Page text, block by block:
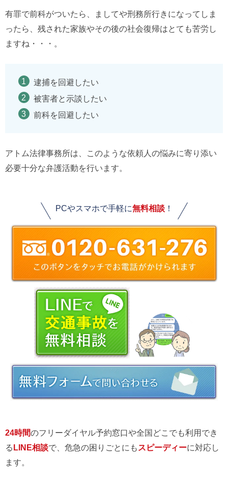
有罪で前科がついたら、ましてや刑務所行きになってしま
ったら、残された家族やその後の社会復帰はとても苦労し
ますね・・・。
逮捕を回避したい
被害者と示談したい
前科を回避したい
アトム法律事務所は、このような依頼人の悩みに寄り添い
必要十分な弁護活動を行います。
PCやスマホで手軽に無料相談！
24時間のフリーダイヤル予約窓口や全国どこでも利用でき
るLINE相談で、危急の困りごとにも スピーディーに対応し
ます。